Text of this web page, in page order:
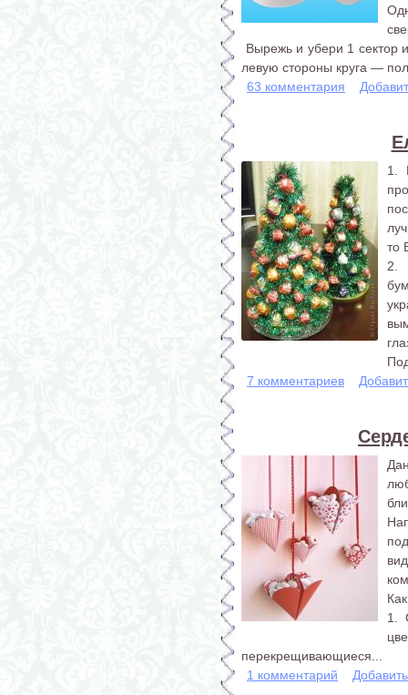
Вырежь и убери 1 сектор
левую стороны круга —
63 комментария
1.
то
2.
7 комментариев
1.
перекрещивающиеся...
1 комментарий